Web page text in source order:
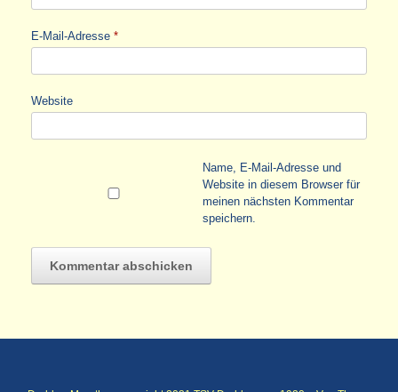
E-Mail-Adresse *
Website
Name, E-Mail-Adresse und
Website in diesem Browser für
meinen nächsten Kommentar
speichern.